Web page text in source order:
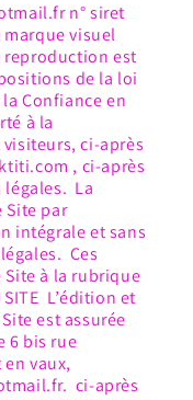
n° siret
visuel
reproduction est
de la loi
Confiance en
à la
ci-après
, ci-après
légales. La
Site par
intégrale et sans
Ces
à la rubrique
L’édition et
est assurée
6 bis rue
vaux,
ci-après